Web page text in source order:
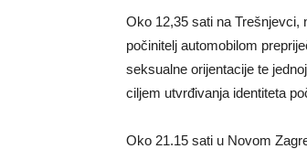
Oko 12,35 sati na Trešnjevci,
počinitelj automobilom
seksualne orijentacije te
ciljem utvrđivanja identiteta
Oko 21.15 sati u Novom